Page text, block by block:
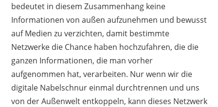
bedeutet in diesem Zusammenhang keine
Informationen von außen aufzunehmen und bewusst
auf Medien zu verzichten, damit bestimmte
Netzwerke die Chance haben hochzufahren, die die
ganzen Informationen, die man vorher
aufgenommen hat, verarbeiten. Nur wenn wir die
digitale Nabelschnur einmal durchtrennen und uns
von der Außenwelt entkoppeln, kann dieses Netzwerk